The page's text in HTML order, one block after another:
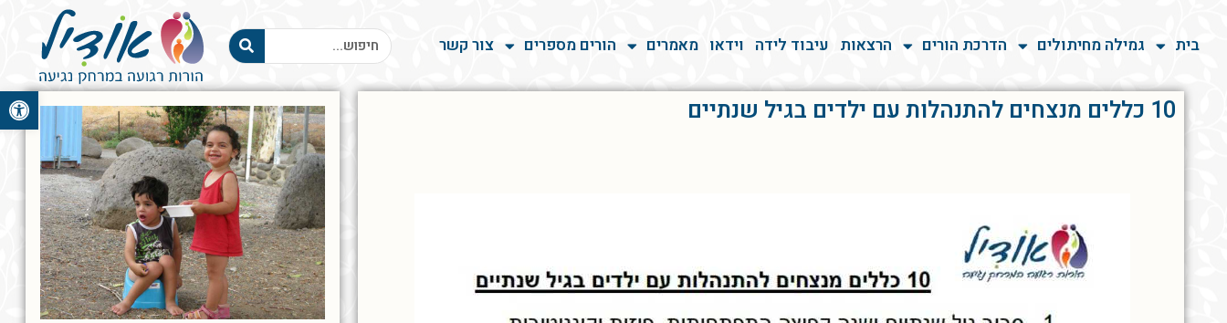
פתח
בית גמילה מחיתולים הדרכת הורים הרצאות עיבוד לידה וידאו מאמרים הורים מספרים צור קשר
10 כללים מנצחים להתנהלות עם ילדים בגיל שנתיים